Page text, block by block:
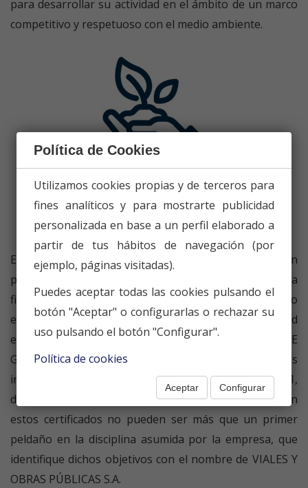
para desarrollar su actividad en el ámbito de un marco
competitivo y respetuoso con el medio ambiente.
COMPROMETIDOS CON LA
CALIDAD Y EL MEDIO
AMBIENTE.
El compromiso con la Calidad y el Medio Ambiente es un
pilar fundamental sobre el que se apoya nuestra
filosofía de empresa. El respeto que se merece nuestro
entorno, unido a la prioridad que se otorga a la calidad
están avalados por el SELLO DE CALIDAD y el SELLO DE
GESTIÓN AMBIENTAL, según las normas
internacionales UNEEN- ISO 9001 y UNE-EN-ISO 14001,
de los que nuestra Empresa está en posesión, si bien
estos certificados no pueden ser más que un primer
peldaño en la disciplina asumida por la empresa, que
identifique dichos objetivos con el nombre de VIALES Y
OBRAS PÚBLICAS S.A.
Política de Cookies
Utilizamos cookies propias y de terceros para
fines analíticos y para mostrarte publicidad
personalizada en base a un perfil elaborado a
partir de tus hábitos de navegación (por
ejemplo, páginas visitadas).
Puedes aceptar todas las cookies pulsando el
botón "Aceptar" o configurarlas o rechazar su
uso pulsando el botón "Configurar".
Política de cookies
Aceptar Configurar